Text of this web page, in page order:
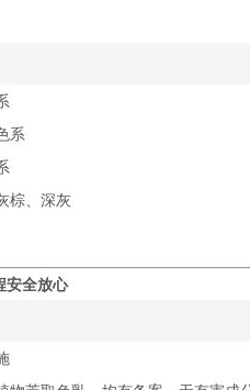
系
棕、深灰
安全放心